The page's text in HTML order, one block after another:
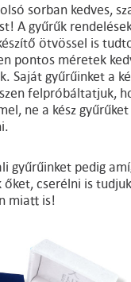
sorban kedves,
A gyűrűk
ötvössel is
pontos méretek
Saját gyűrűinket a
felpróbáltatjuk,
ne a kész
gyűrűinket pedig
cserélni is
miatt is!